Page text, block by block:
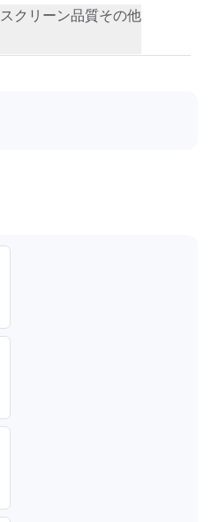
スクリーン品質その他